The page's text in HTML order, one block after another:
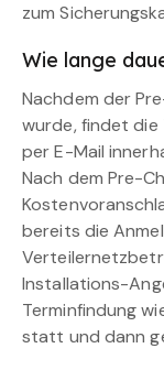
zum
Wie lange
Nachdem der
wurde, findet
per E-Mail
Nach dem Pre-
bereits die
Installations-
Terminfindung
statt und dann